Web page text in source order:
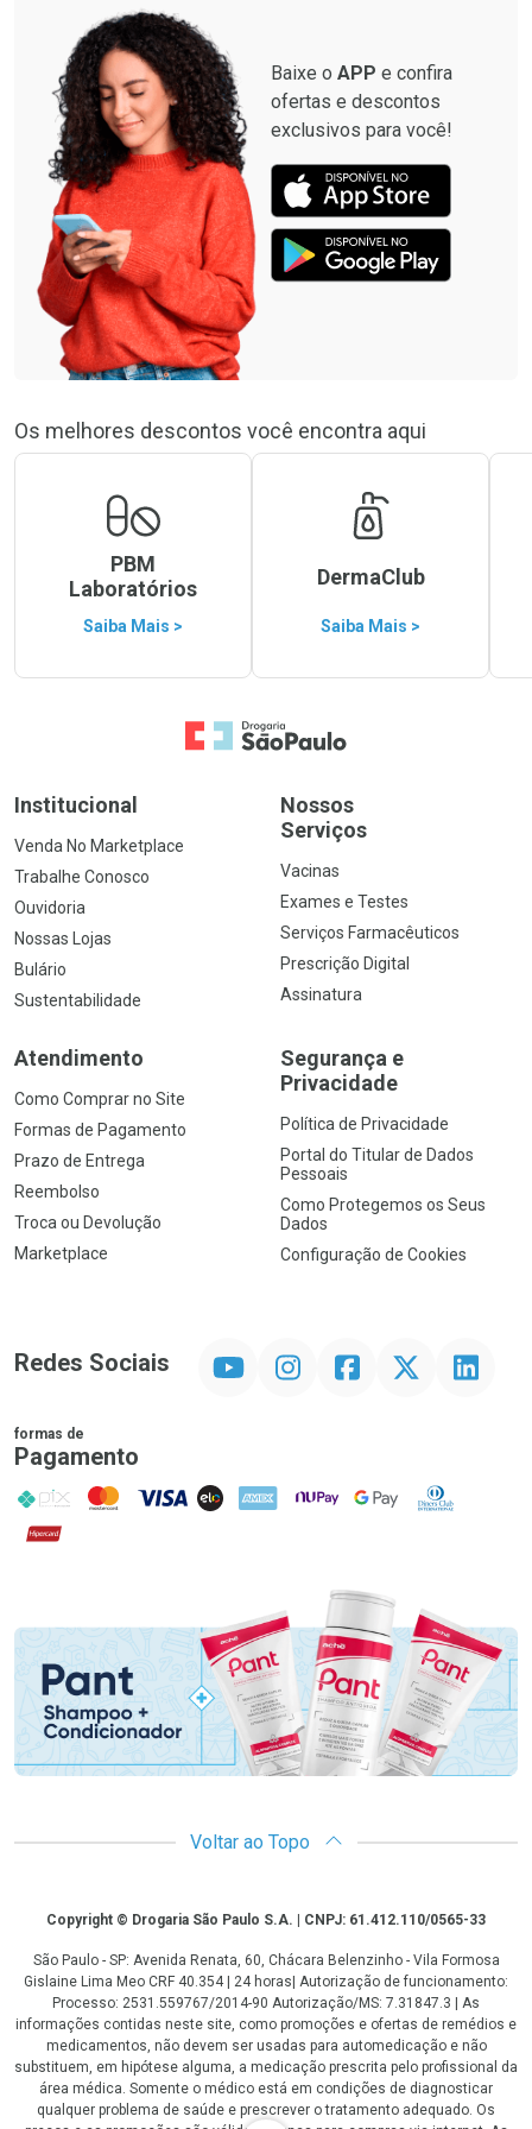
Baixe o APP e confira
ofertas e descontos
exclusivos para você!
Os melhores descontos você encontra aqui
PBM
Laboratórios
Saiba Mais >
DermaClub
Saiba Mais >
Ir para a Home
Institucional
Venda No Marketplace
Trabalhe Conosco
Ouvidoria
Nossas Lojas
Bulário
Sustentabilidade
Nossos
Serviços
Vacinas
Exames e Testes
Serviços Farmacêuticos
Prescrição Digital
Assinatura
Atendimento
Como Comprar no Site
Formas de Pagamento
Prazo de Entrega
Reembolso
Troca ou Devolução
Marketplace
Segurança e
Privacidade
Política de Privacidade
Portal do Titular de Dados
Pessoais
Como Protegemos os Seus
Dados
Configuração de Cookies
Redes Sociais InstagramFacebookTwitter Linkedin
formas de
Pagamento
PIX MasterCard
VISA ELO AMEX NuPay Google PayDiners Club
Hipercard
Voltar ao Topo
CopyrightCopyright © Drogaria São Paulo S.A. | CNPJ: 61.412.110/0565-33
São Paulo - SP: Avenida Renata, 60, Chácara Belenzinho - Vila Formosa
Gislaine Lima Meo CRF 40.354 | 24 horas| Autorização de funcionamento:
Processo: 2531.559767/2014-90 Autorização/MS: 7.31847.3 | As
informações contidas neste site, como promoções e ofertas de remédios e
medicamentos, não devem ser usadas para automedicação e não
substituem, em hipótese alguma, a medicação prescrita pelo profissional da
área médica. Somente o médico está em condições de diagnosticar
qualquer problema de saúde e prescrever o tratamento adequado. Os